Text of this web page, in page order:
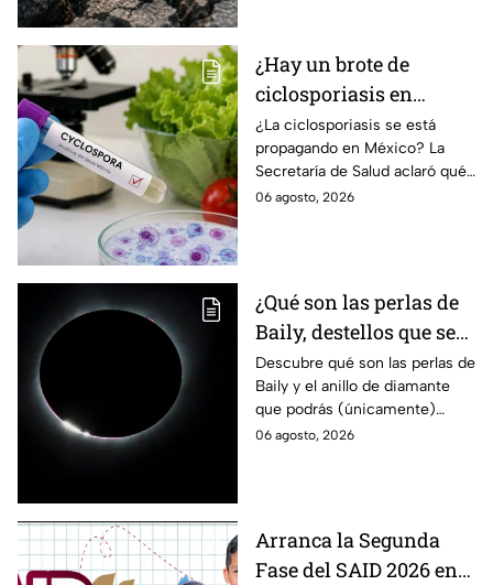
¿Hay un brote de
ciclosporiasis en
México? Salud rompe
el silencio tras 33 casos
detectados
¿La ciclosporiasis se está
propagando en México? La
Secretaría de Salud aclaró qué
ocurre tras la detección de 33
06 agosto, 2026
¿Qué son las perlas de
Baily, destellos que se
podrán ver
ÚNICAMENTE durante
el eclipse solar 2026 del
12 de agosto?
Descubre qué son las perlas de
Baily y el anillo de diamante
que podrás (únicamente)
observar durante el eclipse
06 agosto, 2026
Arranca la Segunda
Fase del SAID 2026 en